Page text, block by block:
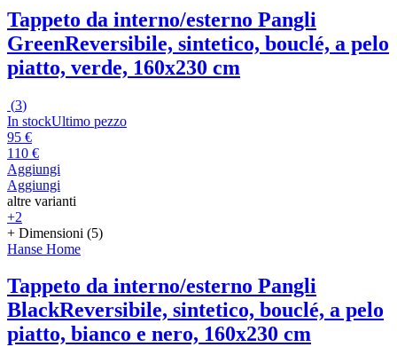
Tappeto da interno/esterno Pangli
GreenReversibile, sintetico, bouclé, a pelo
piatto, verde, 160x230 cm
(3)
In stockUltimo pezzo
95 €
110 €
Aggiungi
Aggiungi
altre varianti
+2
+ Dimensioni (5)
Hanse Home
Tappeto da interno/esterno Pangli
BlackReversibile, sintetico, bouclé, a pelo
piatto, bianco e nero, 160x230 cm